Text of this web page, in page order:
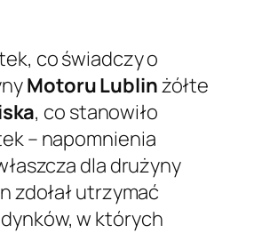
co świadczy o
Motoru Lublinżółte
, co stanowiło
– napomnienia
dla drużyny
zdołał utrzymać
w których